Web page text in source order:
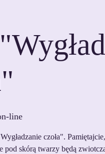
line
czoła".
pod skórą twarzy będą